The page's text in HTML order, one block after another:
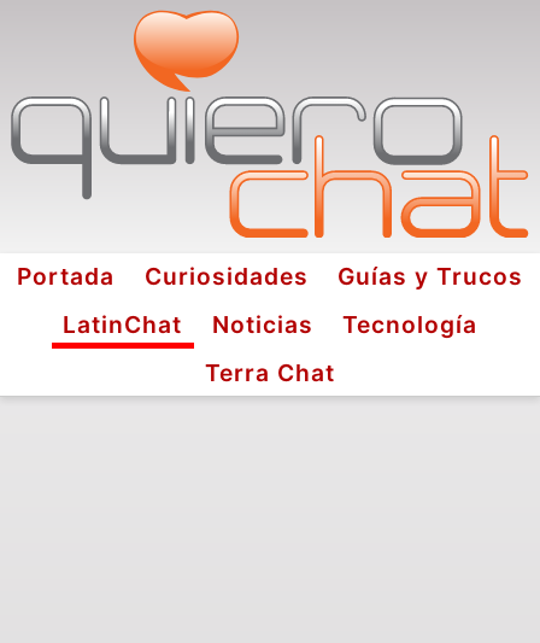
Portada Curiosidades
Guías y Trucos
LatinChat
Noticias
Tecnología
Terra Chat